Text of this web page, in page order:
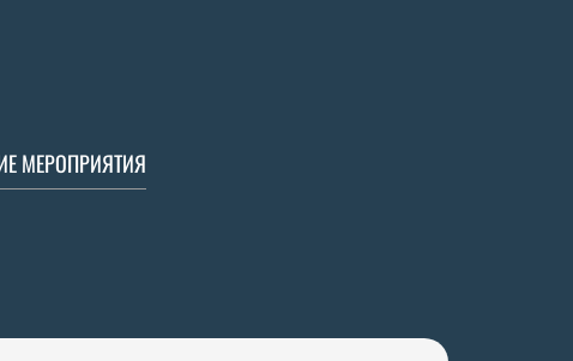
МЕРОПРИЯТИЯ